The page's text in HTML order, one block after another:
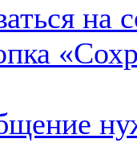
на